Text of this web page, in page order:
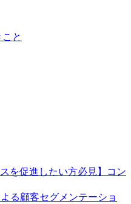
と
を促進したい方必見】コン
る顧客セグメンテーショ